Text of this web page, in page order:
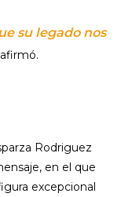
su legado nos
Rodriguez
en el que
excepcional